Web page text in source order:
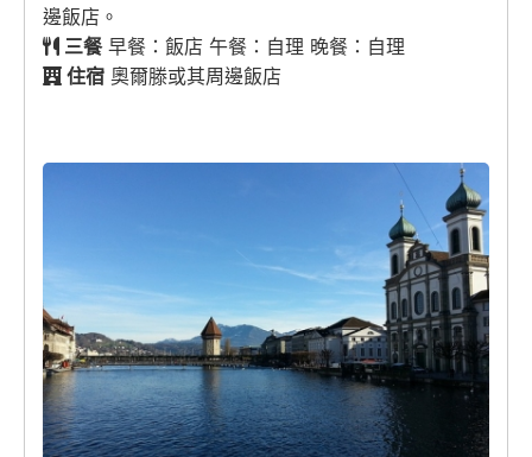
邊飯店。
三餐早餐：飯店 午餐：自理 晚餐：自理
住宿 奧爾滕或其周邊飯店